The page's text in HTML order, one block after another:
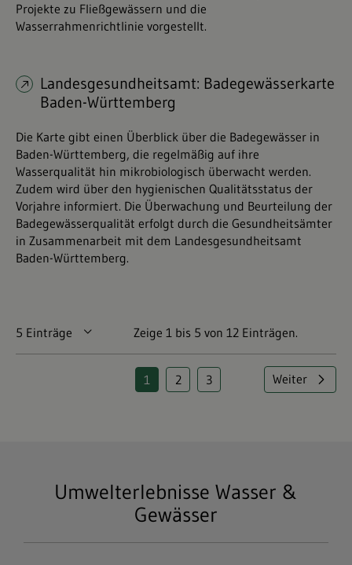
Projekte zu Fließgewässern und die
Wasserrahmenrichtlinie vorgestellt.
Landesgesundheitsamt: Badegewässerkarte
Baden-Württemberg
Die Karte gibt einen Überblick über die Badegewässer in
Baden-Württemberg, die regelmäßig auf ihre
Wasserqualität hin mikrobiologisch überwacht werden.
Zudem wird über den hygienischen Qualitätsstatus der
Vorjahre informiert. Die Überwachung und Beurteilung der
Badegewässerqualität erfolgt durch die Gesundheitsämter
in Zusammenarbeit mit dem Landesgesundheitsamt
Baden-Württemberg.
5 Einträge Pro Seite Zeige 1 bis 5 von 12 Einträgen.
Seite
1 Seite
2 Seite
3 Weiter